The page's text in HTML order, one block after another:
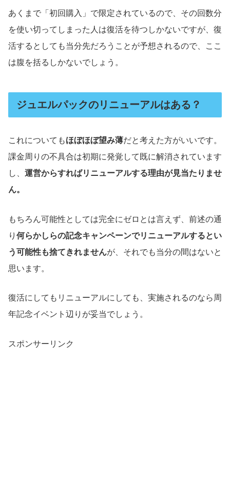
あくまで「初回購入」で限定されているので、その回数分
を使い切ってしまった人は復活を待つしかないですが、復
活するとしても当分先だろうことが予想されるので、ここ
は腹を括るしかないでしょう。
ジュエルパックのリニューアルはある？
これについてもほぼほぼ望み薄だと考えた方がいいです。
課金周りの不具合は初期に発覚して既に解消されています
し、 運営からすればリニューアルする理由が見当たりませ
ん。
もちろん可能性としては完全にゼロとは言えず、前述の通
り 何らかしらの記念キャンペーンでリニューアルするとい
う可能性も捨てきれませんが、それでも当分の間はないと
思います。
復活にしてもリニューアルにしても、実施されるのなら周
年記念イベント辺りが妥当でしょう。
スポンサーリンク